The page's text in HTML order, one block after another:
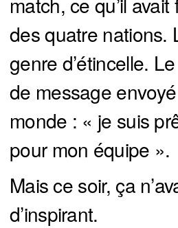
des quatre nations.
genre d’étincelle.
de message
monde : « je suis
pour mon équipe ».
Mais ce soir, ça
d’inspirant.